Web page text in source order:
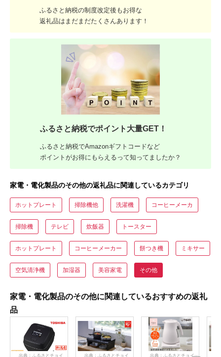
ふるさと納税の制度改定後もお得な
返礼品はまだまだたくさんあります！
ふるさと納税でポイント大量GET！
ふるさと納税でAmazonギフトコードなど
ポイントがお得にもらえるって知ってましたか？
家電・電化製品のその他の返礼品に関連しているカテゴリ
ホットプレート 掃除機他 洗濯機 コーヒーメーカ
掃除機 テレビ 炊飯器 トースター
ホットプレート コーヒーメーカー 餅つき機 ミキサー
空気清浄機 加湿器 美容家電 その他
家電・電化製品のその他に関連しているおすすめの返礼
品
出典：ふるさとチョイ
出典：ふるさとチョイ
出典：ふるさとチョイ